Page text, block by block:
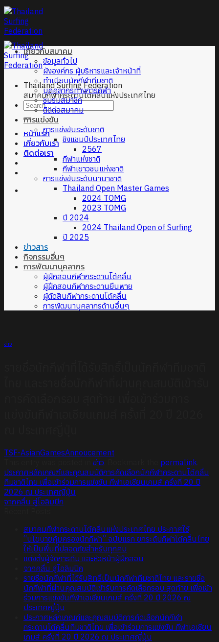
Skip
to
content
Thailand Surfing Federation
สมาคมกีฬากระดานโต้คลื่นแห่งประเทศไทย
หน้าแรก
เกี่ยวกับเรา
ติดต่อเรา
เกี่ยวกับสมาคม
ข้อมูลทั่วไป
ผังองค์กร ผู้บริหารและเจ้าหน้าที่
ทำเนียบนักกีฬาทีมชาติ
บุคคลากรทางการกีฬา
ชมรมสมาชิก
ติดต่อสมาคม
การแข่งขัน
การแข่งขันระดับชาติ
ชิงแชมป์ประเทศไทย
2567
กีฬาแห่งชาติ
กีฬาเยาวชนแห่งชาติ
การแข่งขันระดับนานาชาติ
Thailand Open Master Games
2024 TOMG
2023 TOMG
ปี 2024
2024 Thailand Open of Surfing
ปี 2025
ข่าวสาร
กิจกรรมอื่นๆ
การพัฒนาบุคลากร
ผู้ฝึกสอนกีฬากระดานโต้คลื่น
ผู้ฝึกสอนกีฬากระดานยืนพาย
ผู้ตัดสินกีฬากระดานโต้คลื่น
การพัฒนาบุคลากรด้านอื่นๆ
ข่าว
TSF-AsianGamesAnnoucement
ข่าว permalink
ประกาศหลักเกณฑ์และคุณสมบัติการคัดเลือกนักกีฬากระดานโต้คลื่น
ทีมชาติไทย เพื่อเข้าร่วมการแข่งขัน กีฬาเอเชียนเกมส์ ครั้งที่ 20 ปี
2026 ณ ประเทศญี่ปุ่น
จากคลื่น สู่โอลิมปิก
สมาคมกีฬากระดานโต้คลื่นแห่งประเทศไทย ประกาศใช้
“นโยบายคุ้มครองนักกีฬา” ฉบับแรก ยกระดับกีฬาโต้คลื่นไทย
ให้เป็นพื้นที่ปลอดภัยสำหรับทุกคน
แต่งตั้งผู้จัดการทีม และหัวหน้าผู้ฝึกสอน
จากคลื่น สู่โอลิมปิก
รายชื่อนักกีฬาที่ได้รับสิทธิ์เป็นนักกีฬาทีมชาติไทย และรายชื่อ
นักกีฬาที่ผ่านคุณสมบัติเข้ารับการคัดเลือกรอบ สุดท้าย เพื่อเข้า
ร่วมการแข่งขันกีฬาเอเชียนเกมส์ ครั้งที่ 20 ปี 2026 ณ
ประเทศญี่ปุ่น
ประกาศหลักเกณฑ์และคุณสมบัติการคัดเลือกนักกีฬา
กระดานโต้คลื่นทีมชาติไทย เพื่อเข้าร่วมการแข่งขัน กีฬาเอเชียน
เกมส์ ครั้งที่ 20 ปี 2026 ณ ประเทศญี่ปุ่น